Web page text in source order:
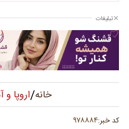
تبلیغات
خانه/اروپا و
کد خبر:۹۷۸۸۸۴